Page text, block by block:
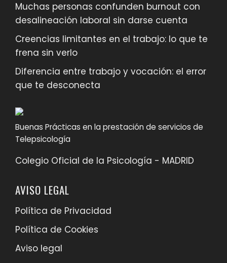
Muchas personas confunden burnout con
desalineación laboral sin darse cuenta
Creencias limitantes en el trabajo: lo que te
frena sin verlo
Diferencia entre trabajo y vocación: el error
que te desconecta
Buenas Prácticas en la prestación de servicios de
Telepsicología
Colegio Oficial de la Psicología - MADRID
AVISO LEGAL
Política de Privacidad
Política de Cookies
Aviso legal